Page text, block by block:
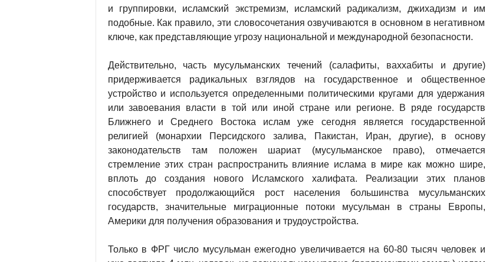
и группировки, исламский экстремизм, исламский радикализм, джихадизм и им
подобные. Как правило, эти словосочетания озвучиваются в основном в негативном
ключе, как представляющие угрозу национальной и международной безопасности.
Действительно, часть мусульманских течений (салафиты, ваххабиты и другие)
придерживается радикальных взглядов на государственное и общественное
устройство и используется определенными политическими кругами для удержания
или завоевания власти в той или иной стране или регионе. В ряде государств
Ближнего и Среднего Востока ислам уже сегодня является государственной
религией (монархии Персидского залива, Пакистан, Иран, другие), в основу
законодательств там положен шариат (мусульманское право), отмечается
стремление этих стран распространить влияние ислама в мире как можно шире,
вплоть до создания нового Исламского халифата. Реализации этих планов
способствует продолжающийся рост населения большинства мусульманских
государств, значительные миграционные потоки мусульман в страны Европы,
Америки для получения образования и трудоустройства.
Только в ФРГ число мусульман ежегодно увеличивается на 60-80 тысяч человек и